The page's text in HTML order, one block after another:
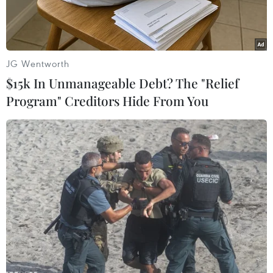
Một điểm cấp nước sinh hoạt miễn phí. (Ảnh minh họa. Nguồn:
TTXVN)
Trong mùa khô 2020, Tiền Giang đầu tư trên
175,8 tỷ đồng vốn thi công các công trình cấp
JG Wentworth
$15k In Unmanageable Debt? The "Relief
Program" Creditors Hide From You